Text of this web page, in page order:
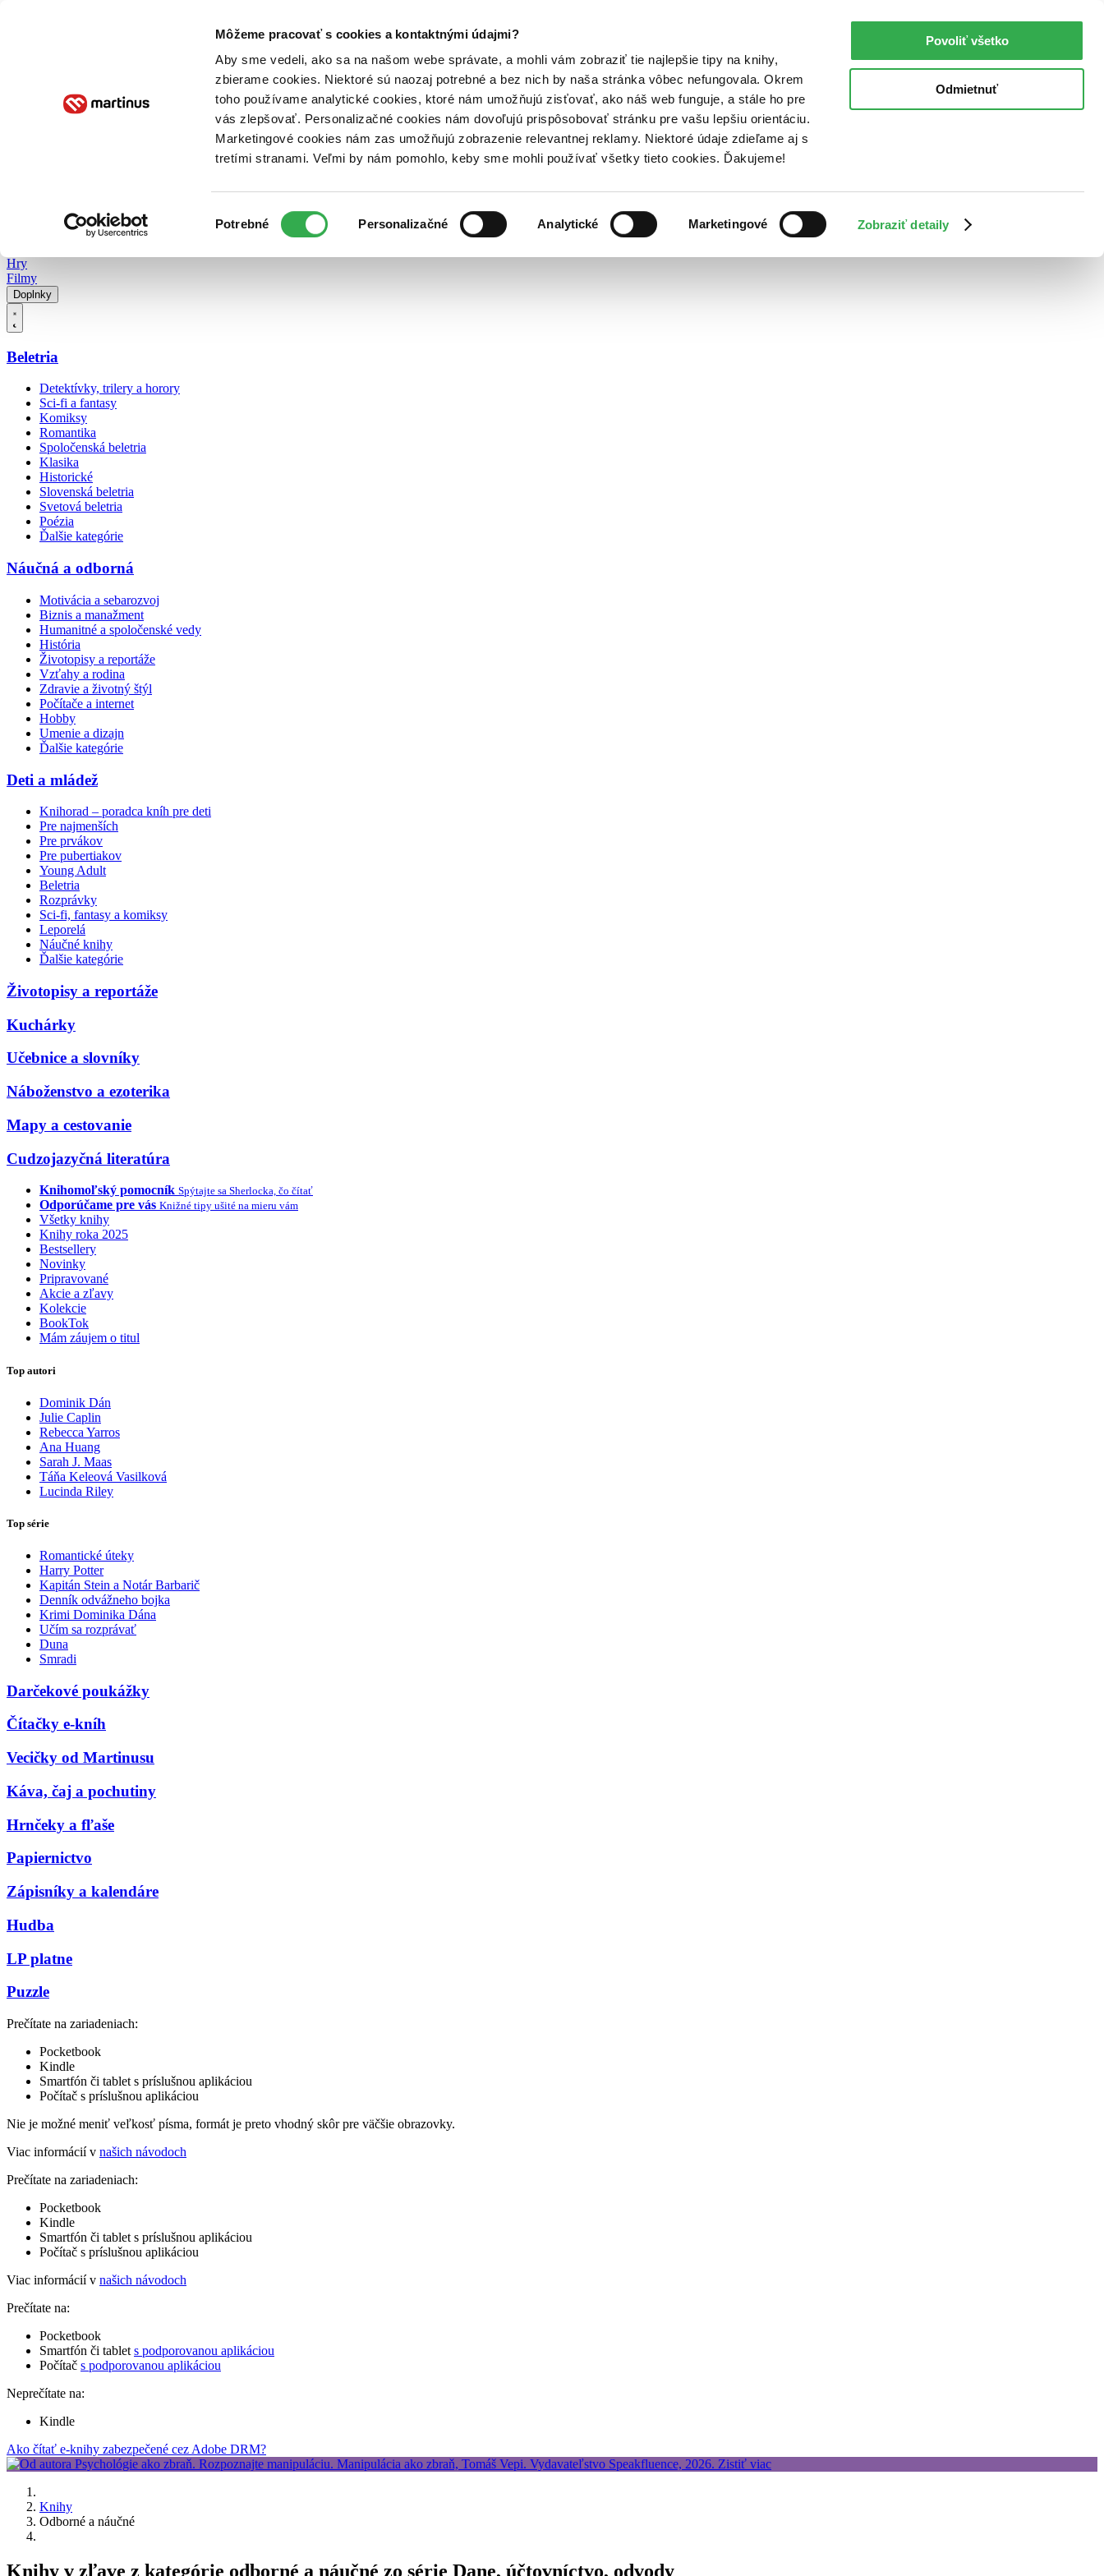
Môžeme pracovať s cookies a kontaktnými údajmi?
Aby sme vedeli, ako sa na našom webe správate, a mohli vám zobraziť tie najlepšie tipy na knihy,
zbierame cookies. Niektoré sú naozaj potrebné a bez nich by naša stránka vôbec nefungovala. Okrem
toho používame analytické cookies, ktoré nám umožňujú zisťovať, ako náš web funguje, a stále ho pre
vás zlepšovať. Personalizačné cookies nám dovoľujú prispôsobovať stránku pre vašu lepšiu orientáciu.
Marketingové cookies nám zas umožňujú zobrazenie relevantnej reklamy. Niektoré údaje zdieľame aj s
tretími stranami. Veľmi by nám pomohlo, keby sme mohli používať všetky tieto cookies. Ďakujeme!
súhlasu
Potrebné Personalizačné Analytické Marketingové Zobraziť detaily
Povoliť všetko
Odmietnuť
Poukážky Kontakt
Hry
Filmy
Doplnky
Beletria
Detektívky, trilery a horory
Sci-fi a fantasy
Komiksy
Romantika
Spoločenská beletria
Klasika
Historické
Slovenská beletria
Svetová beletria
Poézia
Ďalšie kategórie
Náučná a odborná
Motivácia a sebarozvoj
Biznis a manažment
Humanitné a spoločenské vedy
História
Životopisy a reportáže
Vzťahy a rodina
Zdravie a životný štýl
Počítače a internet
Hobby
Umenie a dizajn
Ďalšie kategórie
Deti a mládež
Knihorad – poradca kníh pre deti
Pre najmenších
Pre prvákov
Pre pubertiakov
Young Adult
Beletria
Rozprávky
Sci-fi, fantasy a komiksy
Leporelá
Náučné knihy
Ďalšie kategórie
Životopisy a reportáže
Kuchárky
Učebnice a slovníky
Náboženstvo a ezoterika
Mapy a cestovanie
Cudzojazyčná literatúra
Knihomoľský pomocník Spýtajte sa Sherlocka, čo čítať
Odporúčame pre vás Knižné tipy ušité na mieru vám
Všetky knihy
Knihy roka 2025
Bestsellery
Novinky
Pripravované
Akcie a zľavy
Kolekcie
BookTok
Mám záujem o titul
Top autori
Dominik Dán
Julie Caplin
Rebecca Yarros
Ana Huang
Sarah J. Maas
Táňa Keleová Vasilková
Lucinda Riley
Top série
Romantické úteky
Harry Potter
Kapitán Stein a Notár Barbarič
Denník odvážneho bojka
Krimi Dominika Dána
Učím sa rozprávať
Duna
Smradi
Darčekové poukážky
Čítačky e-kníh
Vecičky od Martinusu
Káva, čaj a pochutiny
Hrnčeky a fľaše
Papiernictvo
Zápisníky a kalendáre
Hudba
LP platne
Puzzle
Prečítate na zariadeniach:
Pocketbook
Kindle
Smartfón či tablet s príslušnou aplikáciou
Počítač s príslušnou aplikáciou
Nie je možné meniť veľkosť písma, formát je preto vhodný skôr pre väčšie obrazovky.
Viac informácií v našich návodoch
Prečítate na zariadeniach:
Pocketbook
Kindle
Smartfón či tablet s príslušnou aplikáciou
Počítač s príslušnou aplikáciou
Viac informácií v našich návodoch
Prečítate na:
Pocketbook
Smartfón či tablet s podporovanou aplikáciou
Počítač s podporovanou aplikáciou
Neprečítate na:
Kindle
Ako čítať e-knihy zabezpečené cez Adobe DRM?
Knihy
Odborné a náučné
Knihy v zľave z kategórie odborné a náučné zo série Dane, účtovníctvo, odvody